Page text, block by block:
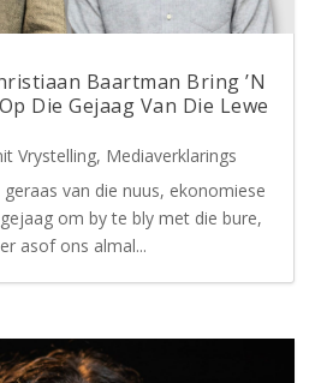
Baartman Bring ’N
Die Gejaag Van Die Lewe
Vrystelling, Mediaverklarings
van die nuus, ekonomiese
om by te bly met die bure,
asof ons almal...